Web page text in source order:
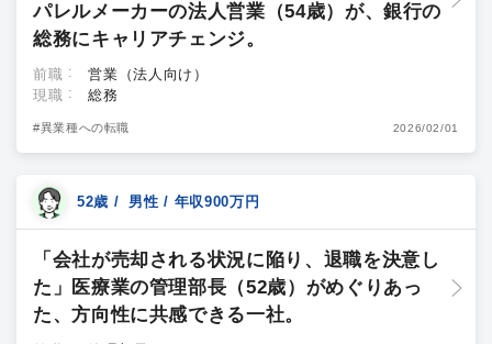
パレルメーカーの法人営業（54歳）が、銀行の
総務にキャリアチェンジ。
前職
営業（法人向け）
現職
総務
#異業種への転職 2026/02/01
52歳 / 男性 / 年収900万円
「会社が売却される状況に陥り、退職を決意し
た」医療業の管理部長（52歳）がめぐりあっ
た、方向性に共感できる一社。